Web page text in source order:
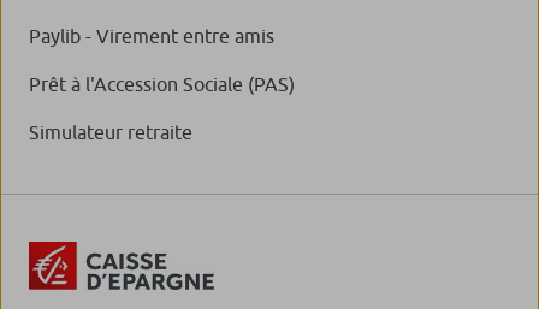
Paylib - Virement entre amis
Prêt à l'Accession Sociale (PAS)
Simulateur retraite